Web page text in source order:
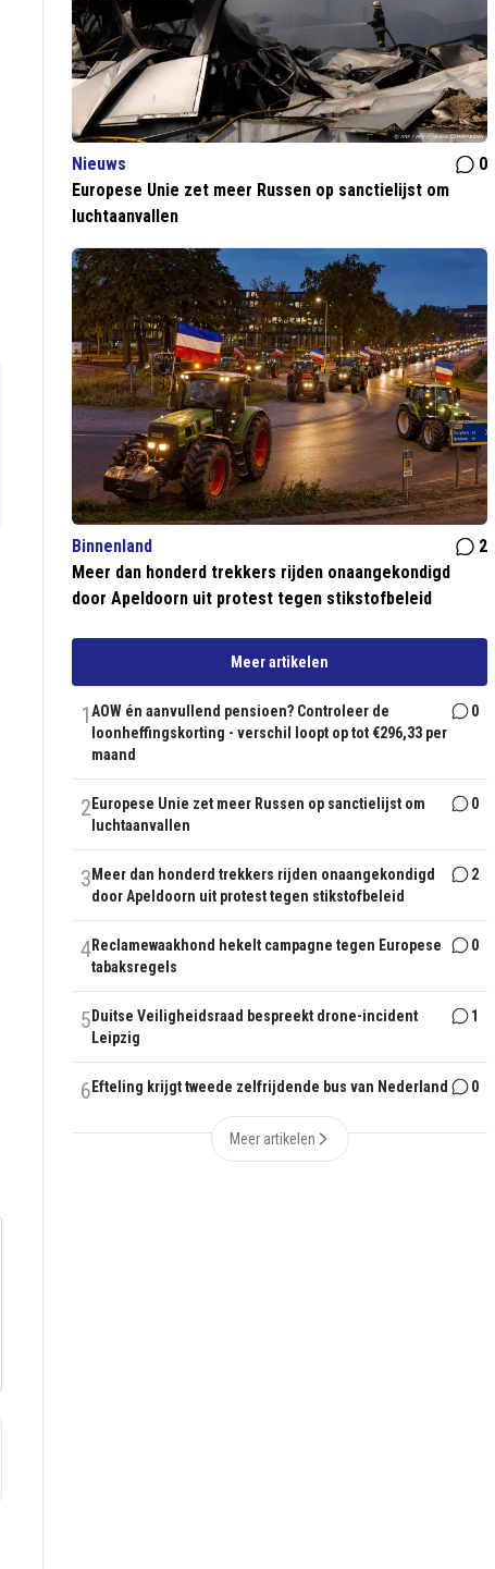
Nieuws
0
Europese Unie zet meer Russen op sanctielijst om
luchtaanvallen
Binnenland
2
Meer dan honderd trekkers rijden onaangekondigd
door Apeldoorn uit protest tegen stikstofbeleid
Meer artikelen
1AOW én aanvullend pensioen? Controleer de
loonheffingskorting - verschil loopt op tot €296,33 per
maand
0
2 Europese Unie zet meer Russen op sanctielijst om
luchtaanvallen
0
3 Meer dan honderd trekkers rijden onaangekondigd
door Apeldoorn uit protest tegen stikstofbeleid
2
4Reclamewaakhond hekelt campagne tegen Europese
tabaksregels
0
5 Duitse Veiligheidsraad bespreekt drone-incident
Leipzig
1
6 Efteling krijgt tweede zelfrijdende bus van Nederland 0
Meer artikelen